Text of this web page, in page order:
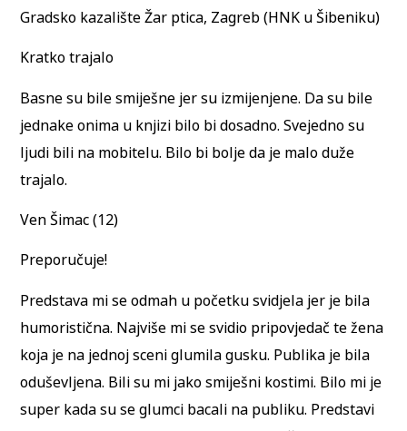
Gradsko kazalište Žar ptica, Zagreb (HNK u Šibeniku)
Kratko trajalo
Basne su bile smiješne jer su izmijenjene. Da su bile
jednake onima u knjizi bilo bi dosadno. Svejedno su
ljudi bili na mobitelu. Bilo bi bolje da je malo duže
trajalo.
Ven Šimac (12)
Preporučuje!
Predstava mi se odmah u početku svidjela jer je bila
humoristična. Najviše mi se svidio pripovjedač te žena
koja je na jednoj sceni glumila gusku. Publika je bila
oduševljena. Bili su mi jako smiješni kostimi. Bilo mi je
super kada su se glumci bacali na publiku. Predstavi